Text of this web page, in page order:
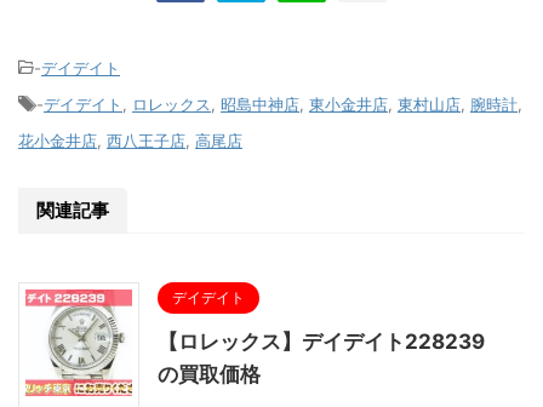
-デイデイト
-デイデイト , ロレックス, 昭島中神店, 東小金井店, 東村山店, 腕時計,
花小金井店, 西八王子店, 高尾店
関連記事
デイデイト
【ロレックス】デイデイト228239
の買取価格